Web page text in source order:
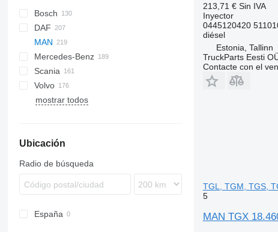
X-Series
Bosch
C-series
DAF
CF
LF
XF
XG
EuroCargo
EuroStar
Eurotech
S-Way
Stralis
MAN
TGA
TGA 18
TGA 18.460
TGL
TGL 8.180
TGL 8.220
TGM
TGM 18.290
TGS
TGX 18.460
TGX 18.480
TGX 26.440
TGX 26.540
Mercedes-Benz
A-Class
Actros
Antos
Axor
MB
Sprinter
2800 Series
D-series
Kerax
Magnum
Scania
G-series
L-series
Volvo
FH
FMX
mostrar todos
Ubicación
Radio de búsqueda
España
213,71 € Sin IVA
Inyector
0445120420
diésel
Estonia, Tallinn
TruckParts Eesti
Contacte con el
TGL, TGM, TGS,
5
MAN TGX